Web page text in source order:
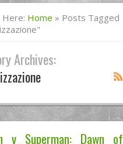
Here: Home » Posts Tagged
Archives:
v Superman: Dawn of